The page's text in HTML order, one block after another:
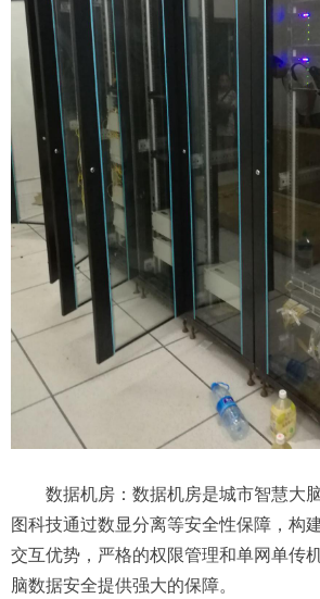
数据机房：数据机房是城市智慧大脑
图科技通过数显分离等安全性保障，构
交互优势，严格的权限管理和单网单传
脑数据安全提供强大的保障。